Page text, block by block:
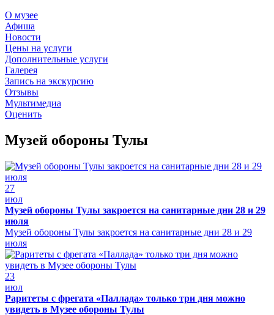
О музее
Афиша
Новости
Цены на услуги
Дополнительные услуги
Галерея
Запись на экскурсию
Отзывы
Мультимедиа
Оценить
Музей обороны Тулы
27
июл
Музей обороны Тулы закроется на санитарные дни 28 и 29
июля
Музей обороны Тулы закроется на санитарные дни 28 и 29
июля
23
июл
Раритеты с фрегата «Паллада» только три дня можно
увидеть в Музее обороны Тулы